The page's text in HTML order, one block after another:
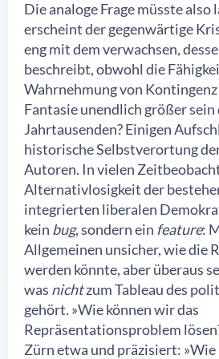
Die analoge Frage müsste also
erscheint der gegenwärtige
eng mit dem verwachsen,
beschreibt, obwohl die
Wahrnehmung von
Fantasie unendlich größer
Jahrtausenden? Einigen
historische Selbstverortung
Autoren. In vielen
Alternativlosigkeit der
integrierten liberalen
kein bug, sondern ein feature:
Allgemeinen unsicher, wie die
werden könnte, aber überaus
was nichtzum Tableau des
gehört. »Wie können wir das
Repräsentationsproblem
Zürn etwa und präzisiert: